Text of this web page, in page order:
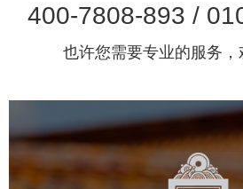
400-7808-893 /
也许您需要专业的服务
故宫博物